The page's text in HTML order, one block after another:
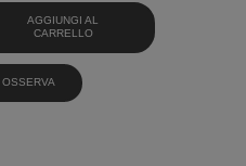
AGGIUNGI AL
CARRELLO
OSSERVA